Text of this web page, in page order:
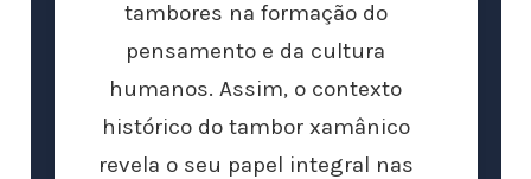
tambores na formação do
pensamento e da cultura
humanos. Assim, o contexto
histórico do tambor xamânico
revela o seu papel integral nas